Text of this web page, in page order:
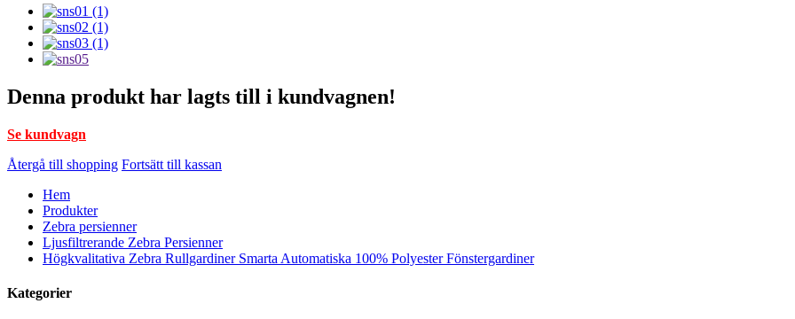
Denna produkt har lagts till i kundvagnen!
Se kundvagn
Återgå till shopping Fortsätt till kassan
Hem
Produkter
Zebra persienner
Ljusfiltrerande Zebra Persienner
Högkvalitativa Zebra Rullgardiner Smarta Automatiska 100% Polyester Fönstergardiner
Kategorier